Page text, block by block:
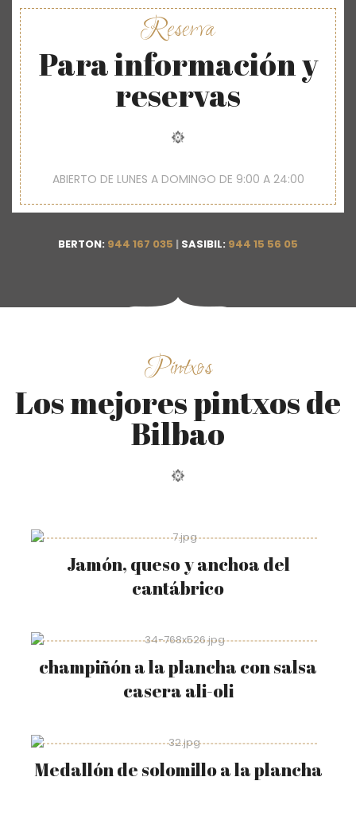
Reserva
Para información y
reservas
ABIERTO DE LUNES A DOMINGO DE 9:00 A 24:00
BERTON: 944 167 035 | SASIBIL: 944 15 56 05
Pintxos
Los mejores pintxos de
Bilbao
Jamón, queso y anchoa del
cantábrico
champiñón a la plancha con salsa
casera ali-oli
Medallón de solomillo a la plancha